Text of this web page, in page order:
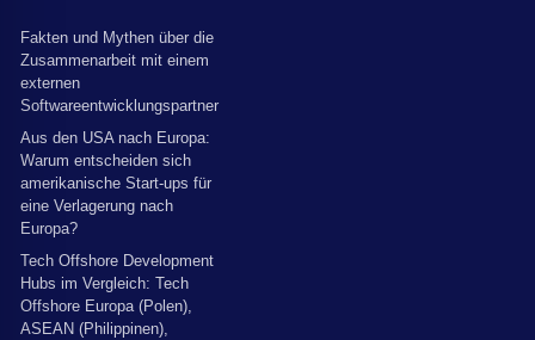
Fakten und Mythen über die
Zusammenarbeit mit einem
externen
Softwareentwicklungspartner
Aus den USA nach Europa:
Warum entscheiden sich
amerikanische Start-ups für
eine Verlagerung nach
Europa?
Tech Offshore Development
Hubs im Vergleich: Tech
Offshore Europa (Polen),
ASEAN (Philippinen),